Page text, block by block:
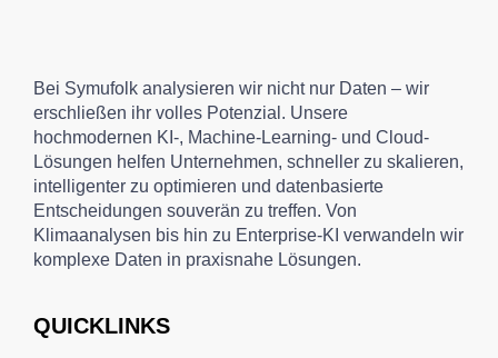
Bei Symufolk analysieren wir nicht nur Daten – wir
erschließen ihr volles Potenzial. Unsere
hochmodernen KI-, Machine-Learning- und Cloud-
Lösungen helfen Unternehmen, schneller zu skalieren,
intelligenter zu optimieren und datenbasierte
Entscheidungen souverän zu treffen. Von
Klimaanalysen bis hin zu Enterprise-KI verwandeln wir
komplexe Daten in praxisnahe Lösungen.
QUICKLINKS